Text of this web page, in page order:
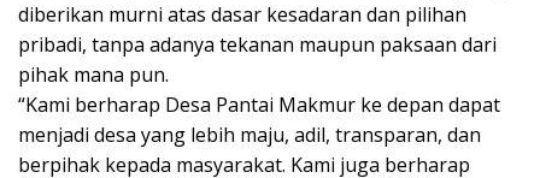
diberikan murni atas dasar kesadaran dan pilihan
pribadi, tanpa adanya tekanan maupun paksaan dari
pihak mana pun.
“Kami berharap Desa Pantai Makmur ke depan dapat
menjadi desa yang lebih maju, adil, transparan, dan
berpihak kepada masyarakat. Kami juga berharap